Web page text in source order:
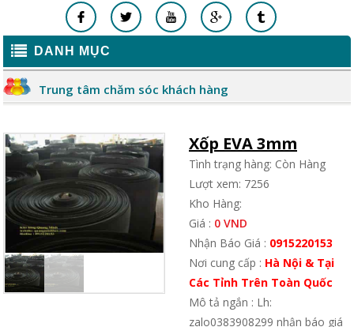
DANH MỤC
Trung tâm chăm sóc khách hàng
Xốp EVA 3mm
Tình trạng hàng: Còn Hàng
Lượt xem: 7256
Kho Hàng:
Giá : 0 VND
Nhận Báo Giá : 0915220153
Nơi cung cấp : Hà Nội & Tại
Các Tỉnh Trên Toàn Quốc
Mô tả ngắn : Lh:
zalo0383908299 nhận báo giá